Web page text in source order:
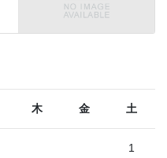
木 金 土
1